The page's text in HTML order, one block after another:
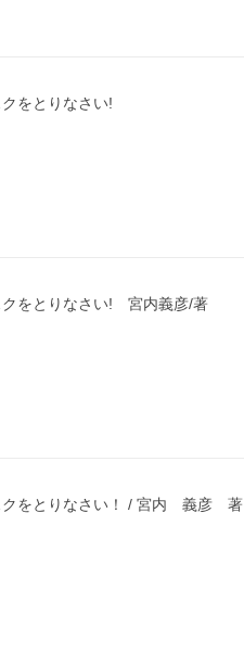
をとりなさい!
クをとりなさい! 宮内義彦/著
クをとりなさい！ / 宮内 義彦 著